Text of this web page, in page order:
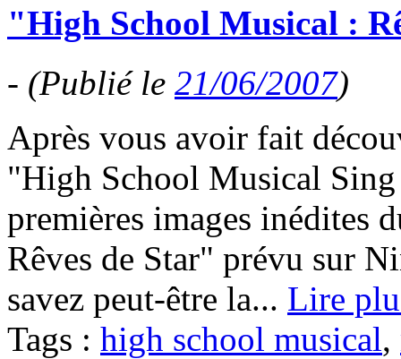
"High School Musical :
- (Publié le 21/06/2007)
Après vous avoir fait
"High School Musical
premières images inédites
Rêves de Star" prévu sur
savez peut-être la... Lire
Tags : high school musical,